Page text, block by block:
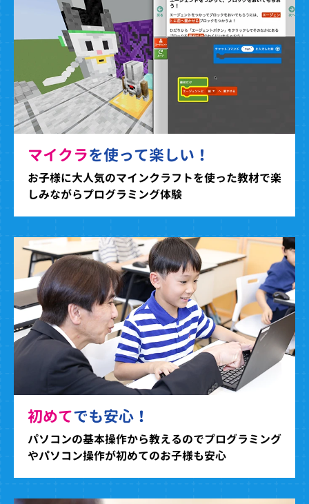
マイクラを使って楽しい！
お子様に大人気のマインクラフトを使った教材で楽
しみながらプログラミング体験
初めてでも安心！
パソコンの基本操作から教えるのでプログラミング
やパソコン操作が初めてのお子様も安心